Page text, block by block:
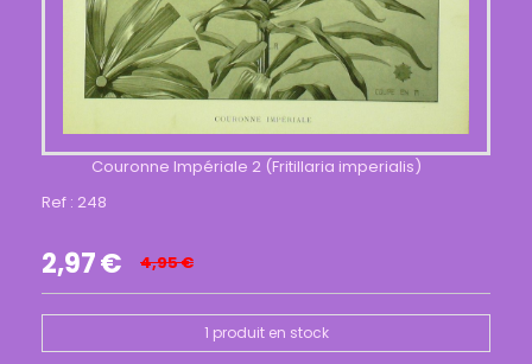
Couronne Impériale 2 (Fritillaria imperialis)
Ref : 248
2,97€ 4,95€
1 produit en stock